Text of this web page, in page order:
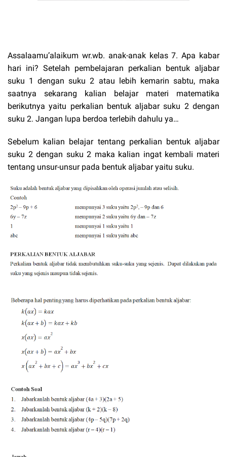
Assalaamu’alaikum wr.wb. anak-anak kelas 7. Apa kabar
hari ini? Setelah pembelajaran perkalian bentuk aljabar
suku 1 dengan suku 2 atau lebih kemarin sabtu, maka
saatnya sekarang kalian belajar materi matematika
berikutnya yaitu perkalian bentuk aljabar suku 2 dengan
suku 2. Jangan lupa berdoa terlebih dahulu ya…
Sebelum kalian belajar tentang perkalian bentuk aljabar
suku 2 dengan suku 2 maka kalian ingat kembali materi
tentang unsur-unsur pada bentuk aljabar yaitu suku.